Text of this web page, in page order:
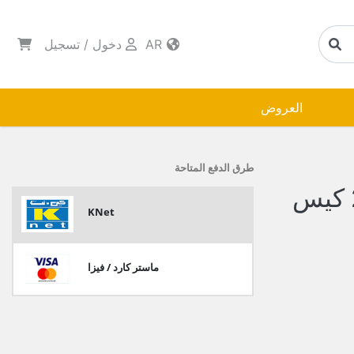
دخول / تسجيل
العروض
طرق الدفع المتاحة
KNet
ماستر كارد / فيزا